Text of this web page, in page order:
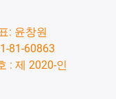
: 윤창원
81-60863
: 제 2020-인